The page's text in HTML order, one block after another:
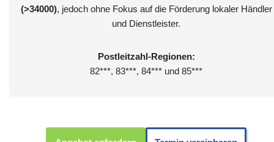
(>34000), jedoch ohne Fokus auf die Förderung lokaler Händler
und Dienstleister.
Postleitzahl-Regionen:
82***, 83***, 84*** und 85***